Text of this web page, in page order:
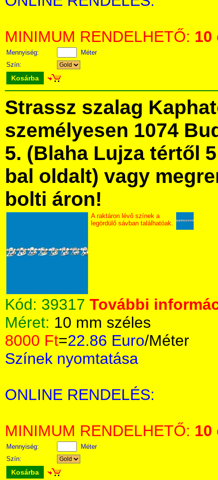
MINIMUM RENDELHETŐ: 10
Mennyiség:
Méter
Szín:
Kosárba
Strassz szalag
személyesen 1074
5. (Blaha Lujza tértől
bal oldalt) vagy
bolti áron!
A raktáron lévő színek a
legördülő sávban találhatóak.
Kód: 39317 További
Méret: 10 mm széles
8000 Ft=22.86 Euro/Méter
Színek nyomtatása
ONLINE RENDELÉS:
MINIMUM RENDELHETŐ: 10
Mennyiség:
Méter
Szín:
Kosárba